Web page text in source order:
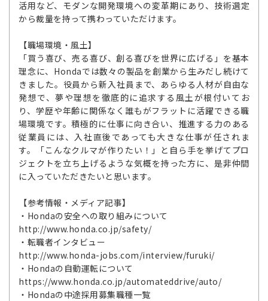
活用など、モダンな開発環境への変革期にあり、技術選定
から裁量を持って携わっていただけます。
【職場環境・風土】
「買う喜び、売る喜び、創る喜びを世界に広げる」を基本
理念に、Hondaでは数々の製品を創業から生みだし続けて
きました。役員から新入社員まで、あらゆる人材が自由な
発想で、夢や理想を徹底的に追求する風土が根付いてお
り、学歴や年齢に関係なく誰もがフラットに活躍できる職
場環境です。積極的に仕事に向き合い、推進する力のある
従業員には、入社直後であっても大きな仕事が任されま
す。「こんなクルマが作りたい！」と自ら手を挙げてプロ
ジェクトを立ち上げるような気概を持った方に、是非仲間
に入っていただきたいと思います。
【参考情報・メディア記事】
・Hondaの安全への取り組みについて
http://www.honda.co.jp/safety/
・転職者インタビュー
http://www.honda-jobs.com/interview/furuki/
・Hondaの自動運転について
https://www.honda.co.jp/automateddrive/auto/
・Hondaの中途採用募集職種一覧